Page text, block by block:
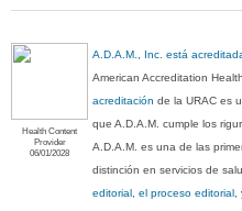
Health Content
Provider
06/01/2028
A.D.A.M., Inc. está
American Accreditation
acreditación de la URAC es
que A.D.A.M. cumple los
A.D.A.M. es una de las
distinción en servicios de
editorial, el proceso editorial ,